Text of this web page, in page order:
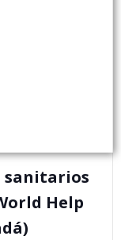
sanitarios
Help